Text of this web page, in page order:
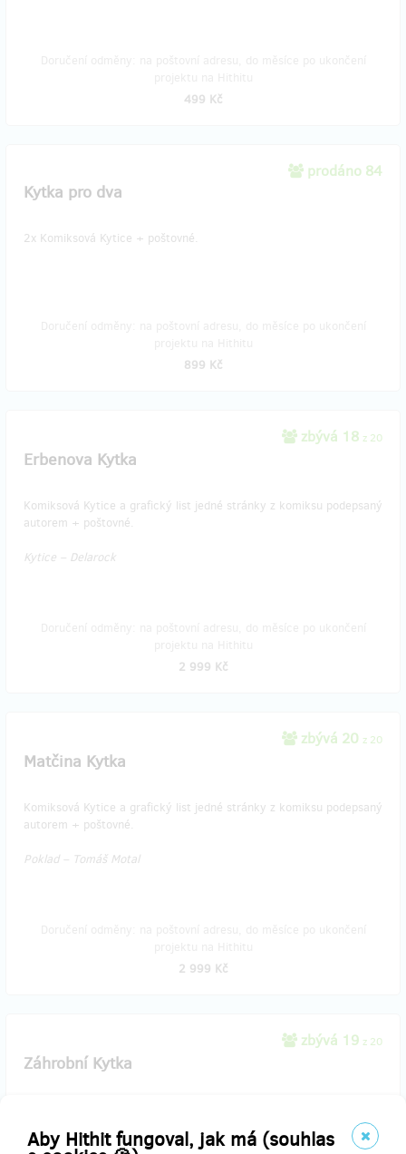
Aby Hithit fungoval, jak má (souhlas
499 Kč
prodáno 84
Kytka pro dva
2x Komiksová Kytice + poštovné.
899 Kč
zbývá 18 z 20
Erbenova Kytka
Komiksová Kytice a grafický list jedné stránky z komiksu podepsaný
autorem + poštovné.
Kytice – Delarock
2 999 Kč
zbývá 20 z 20
Matčina Kytka
Komiksová Kytice a grafický list jedné stránky z komiksu podepsaný
autorem + poštovné.
Poklad – Tomáš Motal
2 999 Kč
zbývá 19 z 20
Záhrobní Kytka